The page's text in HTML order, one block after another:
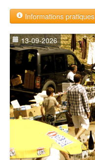
Informations pratiques
13-09-2026